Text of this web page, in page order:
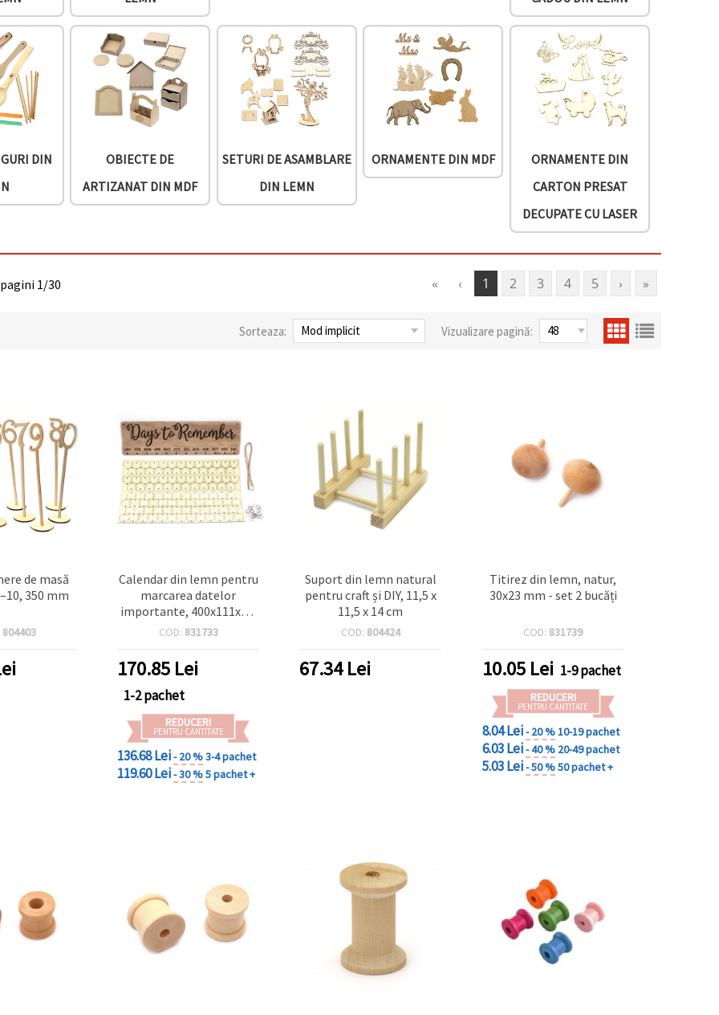
DIN
OBIECTE DE
ARTIZANAT DIN MDF
SETURI DE ASAMBLARE
DIN LEMN
ORNAMENTE DIN MDF
ORNAMENTE DIN
CARTON PRESAT
DECUPATE CU LASER
« ‹ 1 2 3 4 5 › »
1/30
Sorteaza: Vizualizare pagină:
de masă
350 mm
804403
Calendar din lemn pentru
marcarea datelor
importante, 400x111x4.5
mm, cu piese din lemn
30x2 mm - 50 buc și 50
inele metalice incluse,
DIY handmade
COD: 831733
170.85 Lei
1-2 pachet
REDUCERI
PENTRU CANTITATE
136.68 Lei- 20 %3-4 pachet
119.60 Lei- 30 %5 pachet +
Suport din lemn natural
pentru craft și DIY, 11,5 x
11,5 x 14 cm
COD: 804424
67.34Lei
Titirez din lemn, natur,
30x23 mm - set 2 bucăți
COD: 831739
10.05Lei 1-9 pachet
REDUCERI
PENTRU CANTITATE
8.04 Lei- 20 %10-19 pachet
6.03 Lei- 40 % 20-49 pachet
5.03 Lei- 50 %50 pachet +